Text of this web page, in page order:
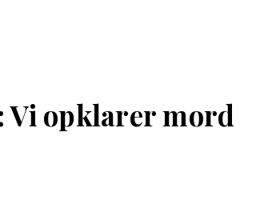
Vi opklarer mord